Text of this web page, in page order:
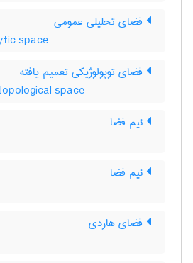
فضای تحلیلی عمومی
space
فضای توپولوژیکی تعمیم یافته
space
نیم فضا
نیم فضا
فضای هاردی